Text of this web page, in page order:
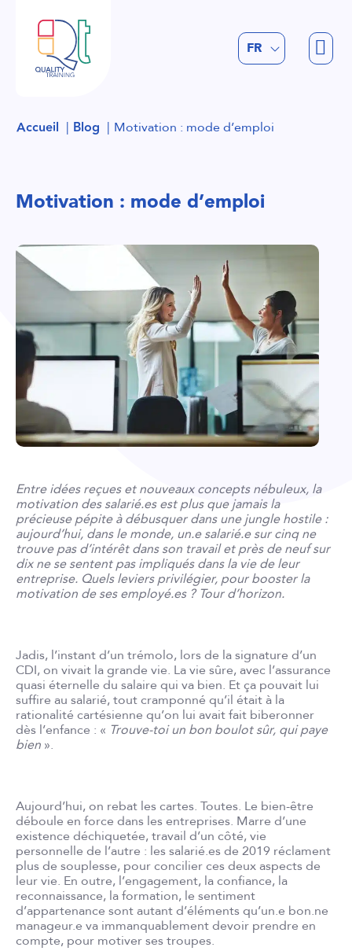
FR
NL
Accueil Blog Motivation : mode d’emploi
Motivation : mode d’emploi
Entre idées reçues et nouveaux concepts nébuleux, la
motivation des salarié.es est plus que jamais la
précieuse pépite à débusquer dans une jungle hostile :
aujourd’hui, dans le monde, un.e salarié.e sur cinq ne
trouve pas d’intérêt dans son travail et près de neuf sur
dix ne se sentent pas impliqués dans la vie de leur
entreprise. Quels leviers privilégier, pour booster la
motivation de ses employé.es ? Tour d’horizon.
Jadis, l’instant d’un trémolo, lors de la signature d’un
CDI, on vivait la grande vie. La vie sûre, avec l’assurance
quasi éternelle du salaire qui va bien. Et ça pouvait lui
suffire au salarié, tout cramponné qu’il était à la
rationalité cartésienne qu’on lui avait fait biberonner
dès l’enfance : « Trouve-toi un bon boulot sûr, qui paye
bien ».
Aujourd’hui, on rebat les cartes. Toutes. Le bien-être
déboule en force dans les entreprises. Marre d’une
existence déchiquetée, travail d’un côté, vie
personnelle de l’autre : les salarié.es de 2019 réclament
plus de souplesse, pour concilier ces deux aspects de
leur vie. En outre, l’engagement, la confiance, la
reconnaissance, la formation, le sentiment
d’appartenance sont autant d’éléments qu’un.e bon.ne
manageur.e va immanquablement devoir prendre en
compte, pour motiver ses troupes.